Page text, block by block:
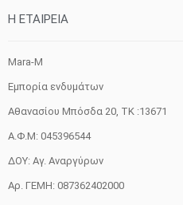
H ETAIΡΕΙΑ
Mara-M
Εμπορία ενδυμάτων
Αθανασίου Μπόσδα 20, ΤΚ :13671
Α.Φ.Μ: 045396544
ΔΟΥ: Αγ. Αναργύρων
Αρ. ΓΕΜΗ: 087362402000